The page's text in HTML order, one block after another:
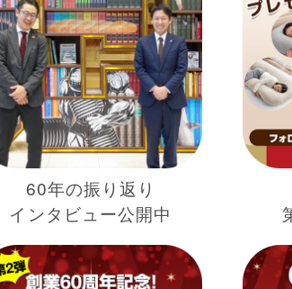
60年の振り返り
インタビュー公開中